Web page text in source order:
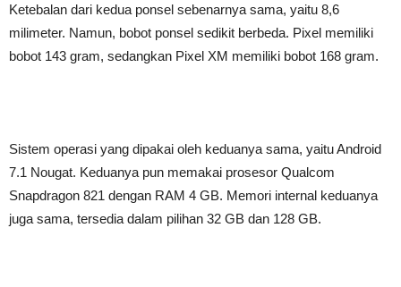
Ketebalan dari kedua ponsel sebenarnya sama, yaitu 8,6
milimeter. Namun, bobot ponsel sedikit berbeda. Pixel memiliki
bobot 143 gram, sedangkan Pixel XM memiliki bobot 168 gram.
Sistem operasi yang dipakai oleh keduanya sama, yaitu Android
7.1 Nougat. Keduanya pun memakai prosesor Qualcom
Snapdragon 821 dengan RAM 4 GB. Memori internal keduanya
juga sama, tersedia dalam pilihan 32 GB dan 128 GB.